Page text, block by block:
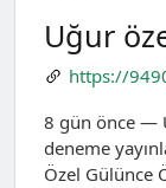
Uğur
https://
8 gün önce —
deneme
Özel Gülünce